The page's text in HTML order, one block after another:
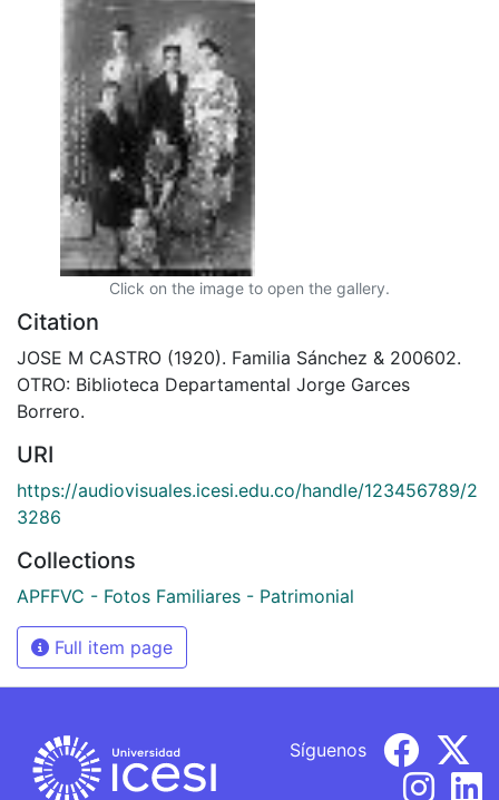
Click on the image to open the gallery.
Citation
JOSE M CASTRO (1920). Familia Sánchez & 200602.
OTRO: Biblioteca Departamental Jorge Garces
Borrero.
URI
https://audiovisuales.icesi.edu.co/handle/123456789/2
3286
Collections
APFFVC - Fotos Familiares - Patrimonial
Full item page
Síguenos